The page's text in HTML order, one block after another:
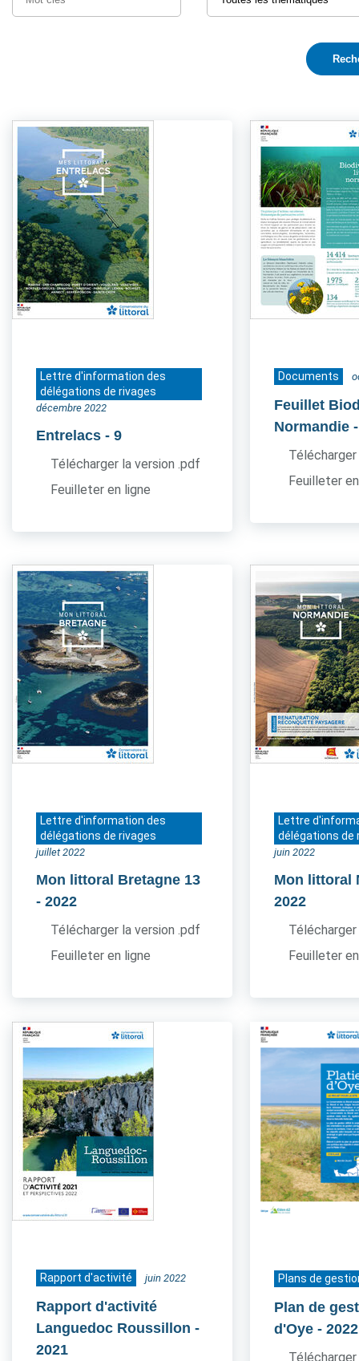
Lettre d'information des
délégations de rivages
décembre 2022
Entrelacs - 9
Télécharger la version .pdf
Feuilleter en ligne
Documents
Feuillet
Normandie
Feuilleter
Lettre d'information des
délégations de rivages
juillet 2022
Mon littoral Bretagne 13
- 2022
Télécharger la version .pdf
Feuilleter en ligne
Lettre
délégations de
juin 2022
Mon littoral
2022
Feuilleter
Rapport d'activité juin 2022
Rapport d'activité
Languedoc Roussillon -
2021
Plans de
Plan de
d'Oye - 2022